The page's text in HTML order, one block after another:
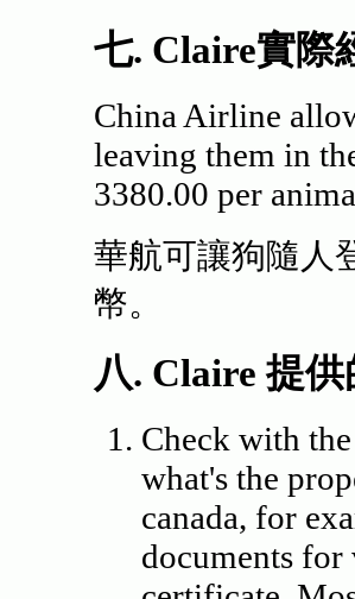
七. Claire實際
China Airline
leaving them in
3380.00 per
華航可讓狗隨人
幣。
八. Claire 提
Check with
what's the
canada, for
documents for